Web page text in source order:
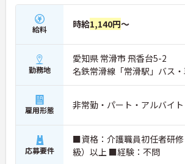
給料 時給1,140円～
勤務地
愛知県 常滑市 飛香台5-2
名鉄常滑線「常滑駅」バス
雇用形態 非常勤・パート・アルバイト
応募要件
■資格：介護職員初任者研
級）以上 ■経験：不問